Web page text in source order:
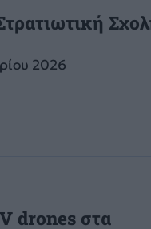
2026
drones στα